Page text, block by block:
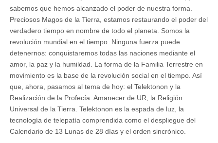
sabemos que hemos alcanzado el poder de nuestra forma.
Preciosos Magos de la Tierra, estamos restaurando el poder del
verdadero tiempo en nombre de todo el planeta. Somos la
revolución mundial en el tiempo. Ninguna fuerza puede
detenernos: conquistaremos todas las naciones mediante el
amor, la paz y la humildad. La forma de la Familia Terrestre en
movimiento es la base de la revolución social en el tiempo. Así
que, ahora, pasamos al tema de hoy: el Telektonon y la
Realización de la Profecía. Amanecer de UR, la Religión
Universal de la Tierra. Telektonon es la espada de luz, la
tecnología de telepatía comprendida como el despliegue del
Calendario de 13 Lunas de 28 días y el orden sincrónico.